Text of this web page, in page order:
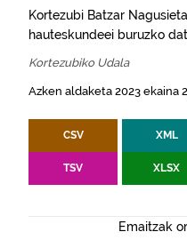
Kortezubi Batzar
hauteskundeei buruzko
Kortezubiko Udala
Azken aldaketa 2023 ekaina
CSV XML
TSV XLSX
Emaitzak